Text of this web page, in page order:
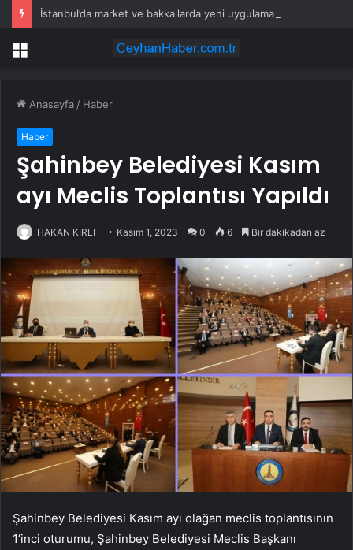
Menü
Anasayfa / Haber
Haber
Şahinbey Belediyesi Kasım
ayı Meclis Toplantısı Yapıldı
HAKAN KIRLI Kasım 1, 2023 0 6 Bir dakikadan az
Şahinbey Belediyesi Kasım ayı olağan meclis toplantısının
1’inci oturumu, Şahinbey Belediyesi Meclis Başkanı